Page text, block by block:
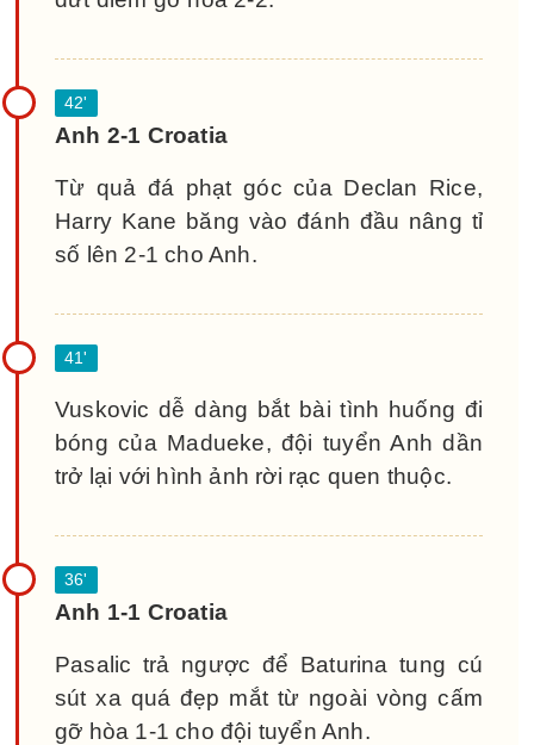
Anh 2-1 Croatia
Từ quả đá phạt góc của Declan Rice,
Harry Kane băng vào đánh đầu nâng tỉ
số lên 2-1 cho Anh.
Vuskovic dễ dàng bắt bài tình huống đi
bóng của Madueke, đội tuyển Anh dần
trở lại với hình ảnh rời rạc quen thuộc.
Anh 1-1 Croatia
Pasalic trả ngược để Baturina tung cú
sút xa quá đẹp mắt từ ngoài vòng cấm
gỡ hòa 1-1 cho đội tuyển Anh.